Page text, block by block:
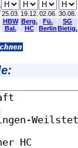
25.03. 19.12. 02.06. 30.08.
HBW
Bal.
Berg.
HC
Fü.
Berlin
SG
Bietig.